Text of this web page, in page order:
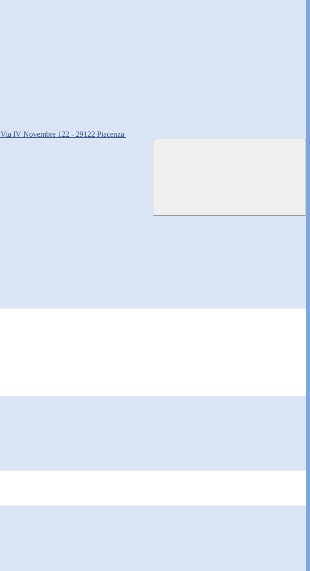
Via IV Novembre 122 - 29122 Piacenza